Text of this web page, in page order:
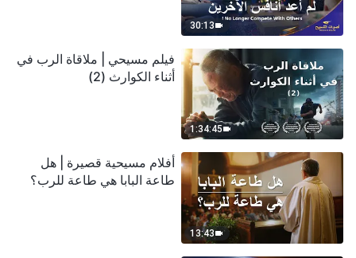
30:13
1:34:45
فيلم مسيحي | ملاقاة الرب في
أثناء الكوارث (2)
13:43
أفلام مسيحية قصيرة | هل
طاعة البابا هي طاعة للرب؟